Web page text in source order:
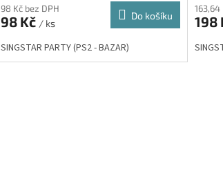
98 Kč bez DPH
98 Kč / ks
Do košíku
SINGSTAR PARTY (PS2 - BAZAR)
163,64
198